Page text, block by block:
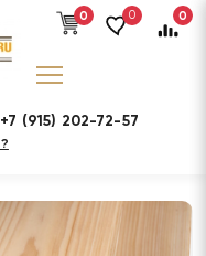
0 0 0
+7 (915) 202-72-57